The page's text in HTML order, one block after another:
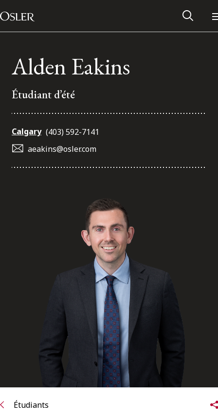
Passer au contenu
Main Navigation
S’abonner aux articles Osler
Alden Eakins
Étudiant d’été
Calgary (403) 592-7141
aeakins@osler.com
Étudiants